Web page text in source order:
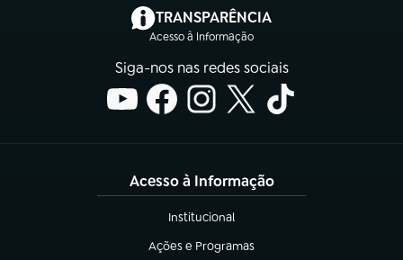
TRANSPARÊNCIA
Acesso à Informação
(abre em nova aba)
Siga-nos nas redes sociais
Acesso à Informação
Institucional
(abre em nova aba)
Ações e Programas
(abre em nova aba)